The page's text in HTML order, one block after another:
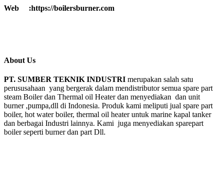
Web :https://boilersburner.com
About Us
PT. SUMBER TEKNIK INDUSTRI merupakan salah satu
perususahaan yang bergerak dalam mendistributor semua spare part
steam Boiler dan Thermal oil Heater dan menyediakan dan unit
burner ,pumpa,dll di Indonesia. Produk kami meliputi jual spare part
boiler, hot water boiler, thermal oil heater untuk marine kapal tanker
dan berbagai Industri lainnya. Kami juga menyediakan sparepart
boiler seperti burner dan part Dll.